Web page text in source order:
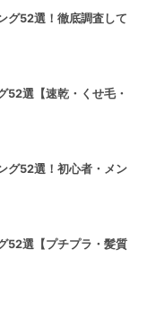
グ52選！徹底調査して
52選【速乾・くせ毛・
グ52選！初心者・メン
52選【プチプラ・髪質